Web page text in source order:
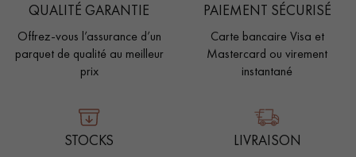
QUALITÉ GARANTIE
Offrez-vous l’assurance d’un
parquet de qualité au meilleur
prix
PAIEMENT SÉCURISÉ
Carte bancaire Visa et
Mastercard ou virement
instantané
STOCKS LIVRAISON